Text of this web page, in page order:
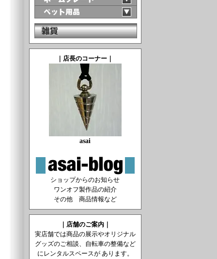
｜店長のコーナー｜
asai
ショップからのお知らせ
ワンオフ製作品の紹介
その他 商品情報など
｜店舗のご案内｜
実店舗では商品の展示やオリジナル
グッズのご相談、自転車の整備など
にレンタルスペースが あります。